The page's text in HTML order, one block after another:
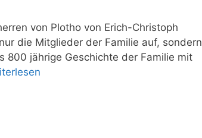
von Plotho von Erich-Christoph
die Mitglieder der Familie auf, sondern
800 jährige Geschichte der Familie mit